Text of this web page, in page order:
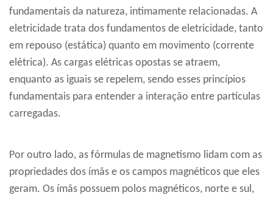
fundamentais da natureza, intimamente relacionadas. A
eletricidade trata dos fundamentos de eletricidade, tanto
em repouso (estática) quanto em movimento (corrente
elétrica). As cargas elétricas opostas se atraem,
enquanto as iguais se repelem, sendo esses princípios
fundamentais para entender a interação entre partículas
carregadas.
Por outro lado, as fórmulas de magnetismo lidam com as
propriedades dos ímãs e os campos magnéticos que eles
geram. Os ímãs possuem polos magnéticos, norte e sul,